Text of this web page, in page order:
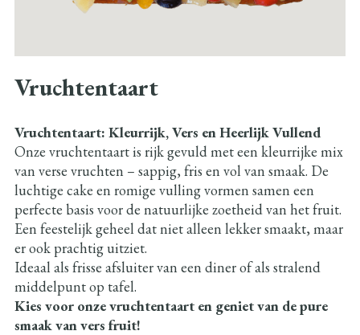
Vruchtentaart
Vruchtentaart: Kleurrijk, Vers en Heerlijk Vullend
Onze vruchtentaart is rijk gevuld met een kleurrijke mix
van verse vruchten – sappig, fris en vol van smaak. De
luchtige cake en romige vulling vormen samen een
perfecte basis voor de natuurlijke zoetheid van het fruit.
Een feestelijk geheel dat niet alleen lekker smaakt, maar
er ook prachtig uitziet.
Ideaal als frisse afsluiter van een diner of als stralend
middelpunt op tafel.
Kies voor onze vruchtentaart en geniet van de pure
smaak van vers fruit!